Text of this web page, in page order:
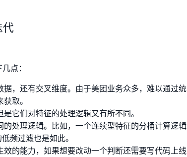
代
点：
，还有交叉维度。由于美团业务众多，难以通过统
取。
它们对特征的处理逻辑又有所不同。
处理逻辑。比如，一个连续型特征的分桶计算逻辑
频过滤也是如此。
的能力，如果想要改动一个判断还需要写代码上线